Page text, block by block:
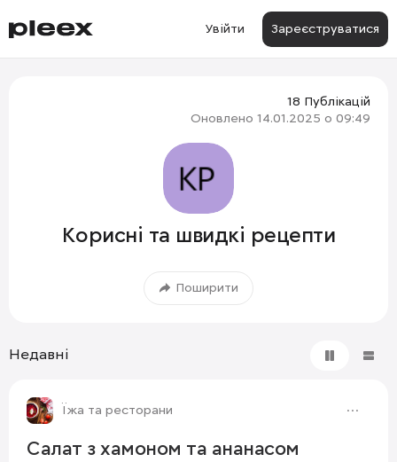
Увійти Зареєструватися
18 Публікацій
Оновлено 14.01.2025 о 09:49
Корисні та швидкі рецепти
Поширити
Недавні
Їжа та ресторани
Салат з хамоном та ананасом